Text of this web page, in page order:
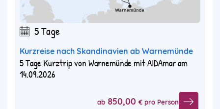
5 Tage
Kurzreise nach Skandinavien ab Warnemünde
5 Tage Kurztrip von Warnemünde mit AIDAmar am
14.09.2026
ab 850,00 € pro Person